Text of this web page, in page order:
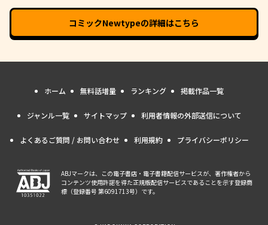
と一緒に暮らすことでした。
コミックNewtypeの詳細はこちら
ホーム 無料話増量 ランキング 掲載作品一覧
ジャンル一覧 サイトマップ 利用者情報の外部送信について
よくあるご質問 / お問い合わせ 利用規約 プライバシーポリシー
ABJマークは、この電子書店・電子書籍配信サービスが、著作権者から
コンテンツ使用許諾を得た正規版配信サービスであることを示す登録商
標（登録番号 第6091713号）です。